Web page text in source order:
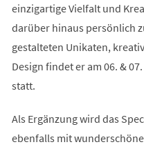
einzigartige Vielfalt und
darüber hinaus persönlich
gestalteten Unikaten,
Design findet er am 06. &
statt.
Als Ergänzung wird das
ebenfalls mit